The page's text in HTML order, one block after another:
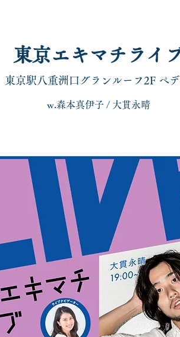
special disco/shop sns
東京エキマチライ
東京駅八重洲口グランルーフ2F ペ
w.森本真伊子 / 大貫永晴